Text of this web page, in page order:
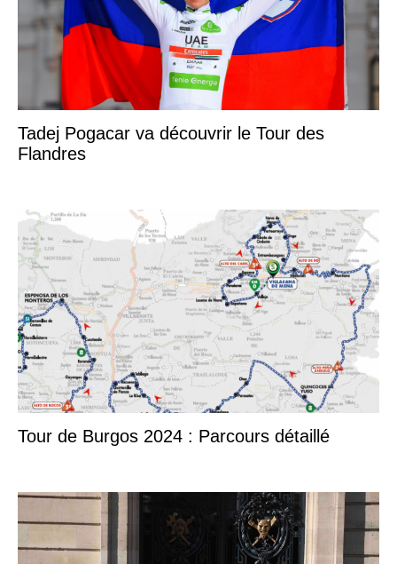
Tadej Pogacar va découvrir le Tour des
Flandres
Tour de Burgos 2024 : Parcours détaillé